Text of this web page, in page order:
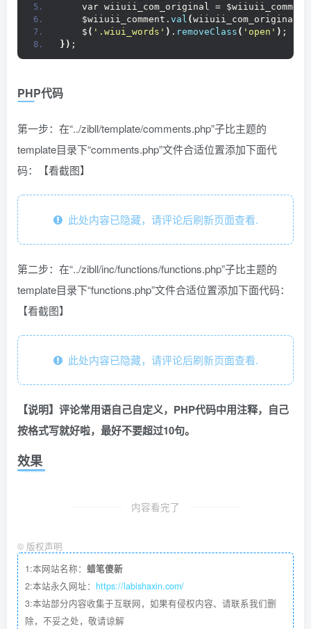
var wiiuii_com_original =
    $wiiuii_comment.
val (wiiuii_com_original
    $
( '.wiui_words' ) . removeClass ( 'open' ) ;
}) ;
PHP代码
第一步：在“../zibll/template/comments.php”子比主题的
template目录下“comments.php”文件合适位置添加下面代
码：【看截图】
此处内容已隐藏，请评论后刷新页面查看.
第二步：在“../zibll/inc/functions/functions.php”子比主题的
template目录下“functions.php”文件合适位置添加下面代码：
【看截图】
此处内容已隐藏，请评论后刷新页面查看.
【说明】评论常用语自己自定义，PHP代码中用注释，自己
按格式写就好啦，最好不要超过10句。
效果
内容看完了
© 版权声明
1:本网站名称： 蜡笔傻新
2:本站永久网址： https://labishaxin.com/
3:本站部分内容收集于互联网，如果有侵权内容、请联系我们删
除，不妥之处，敬请谅解